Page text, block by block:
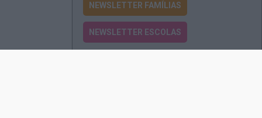
NEWSLETTER FAMÍLIAS
NEWSLETTER ESCOLAS